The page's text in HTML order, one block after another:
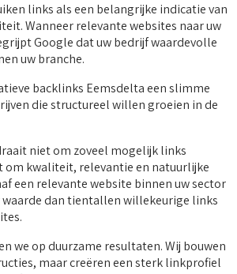
links als een belangrijke indicatie van
Wanneer relevante websites naar uw
Google dat uw bedrijf waardevolle
uw branche.
backlinks Eemsdelta een slimme
die structureel willen groeien in de
niet om zoveel mogelijk links
om kwaliteit, relevantie en natuurlijke
een relevante website binnen uw sector
waarde dan tientallen willekeurige links
we op duurzame resultaten. Wij bouwen
maar creëren een sterk linkprofiel